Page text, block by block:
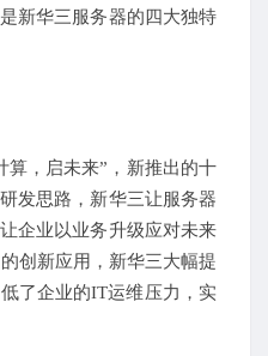
新华三服务器的四大独特
算，启未来”，新推出的十
发思路，新华三让服务器
企业以业务升级应对未来
创新应用，新华三大幅提
了企业的IT运维压力，实